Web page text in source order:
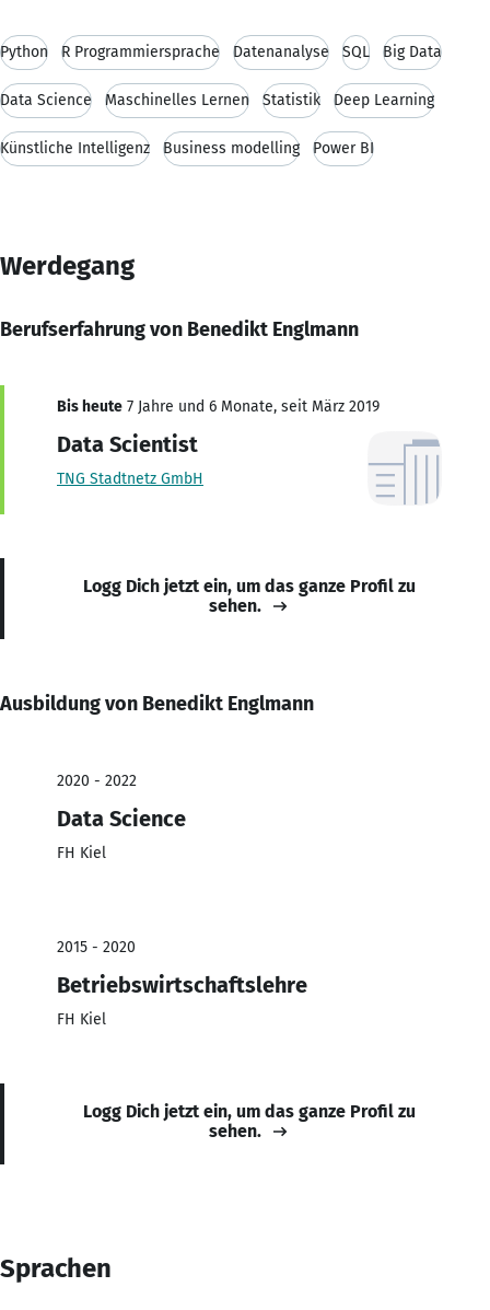
Python R Programmiersprache Datenanalyse SQL Big Data
Data Science Maschinelles Lernen Statistik Deep Learning
Künstliche Intelligenz Business modelling Power BI
Werdegang
Berufserfahrung von Benedikt Englmann
Bis heute 7 Jahre und 6 Monate, seit März 2019
Data Scientist
TNG Stadtnetz GmbH
Logg Dich jetzt ein, um das ganze Profil zu
sehen.
Ausbildung von Benedikt Englmann
2020 - 2022
Data Science
FH Kiel
2015 - 2020
Betriebswirtschaftslehre
FH Kiel
Logg Dich jetzt ein, um das ganze Profil zu
sehen.
Sprachen